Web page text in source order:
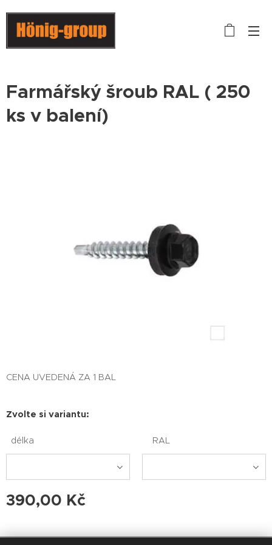
Farmářský šroub RAL ( 250
ks v balení)
CENA UVEDENÁ ZA 1 BAL
Zvolte si variantu:
délka RAL
390,00 Kč